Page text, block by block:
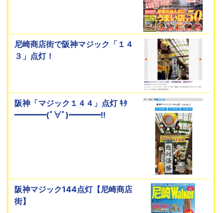
尼崎商店街で阪神マジック「１４
３」点灯！
阪神「マジック１４４」点灯 ｷﾀ
━━━━(ﾟ∀ﾟ)━━━━!!
阪神マジック144点灯【尼崎商店
街】